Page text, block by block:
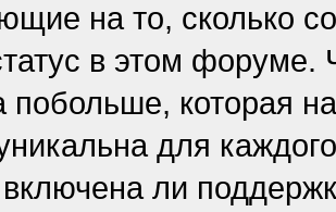
на то, сколько
в этом форуме.
побольше, которая
для
включена ли